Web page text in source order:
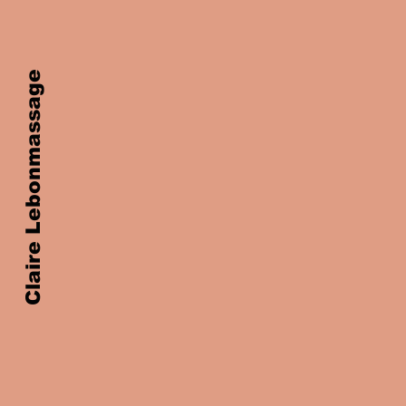
Claire Lebonmassage